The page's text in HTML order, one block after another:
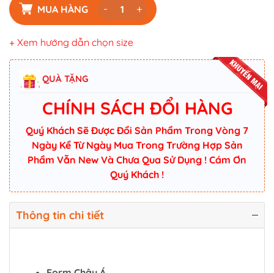
MUA HÀNG - +
+ Xem hướng dẫn chọn size
QUÀ TẶNG
CHÍNH SÁCH ĐỔI HÀNG
Quý Khách Sẽ Được Đổi Sản Phẩm Trong Vòng 7
Ngày Kể Từ Ngày Mua Trong Trường Hợp Sản
Phẩm Vẫn New Và Chưa Qua Sử Dụng ! Cám Ơn
Quý Khách !
Thông tin chi tiết